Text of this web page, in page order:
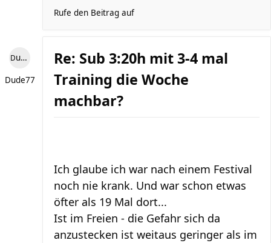
Rufe den Beitrag auf
Dude77
Dude77
Re: Sub 3:20h mit 3-4 mal
Training die Woche
machbar?
Ich glaube ich war nach einem Festival
noch nie krank. Und war schon etwas
öfter als 19 Mal dort...
Ist im Freien - die Gefahr sich da
anzustecken ist weitaus geringer als im